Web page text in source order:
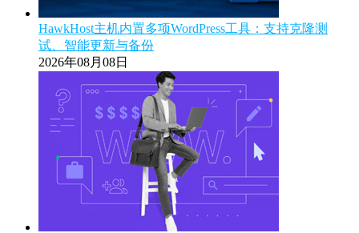
HawkHost主机内置多项WordPress工具：支持克隆测
试、智能更新与备份
2026年08月08日